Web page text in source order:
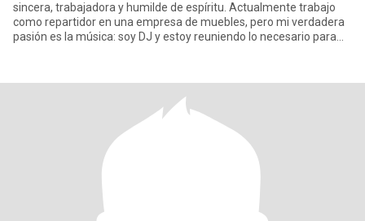
sincera, trabajadora y humilde de espíritu. Actualmente trabajo
como repartidor en una empresa de muebles, pero mi verdadera
pasión es la música: soy DJ y estoy reuniendo lo necesario para